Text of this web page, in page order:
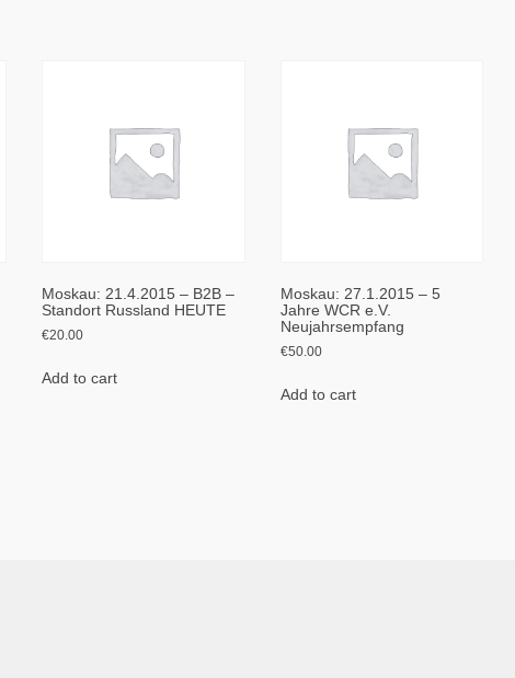
Moskau: 21.4.2015 – B2B –
Standort Russland HEUTE
€20.00
Add to cart
Moskau: 27.1.2015 – 5
Jahre WCR e.V.
Neujahrsempfang
€50.00
Add to cart